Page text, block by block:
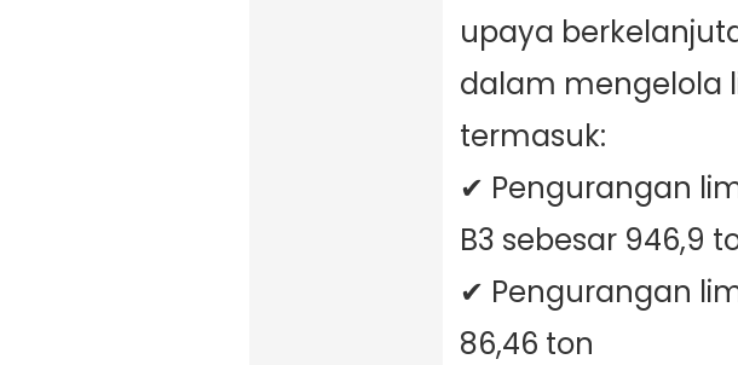
upaya
dalam mengelola
termasuk:
✔ Pengurangan
B3 sebesar 946,9
✔ Pengurangan
86,46 ton